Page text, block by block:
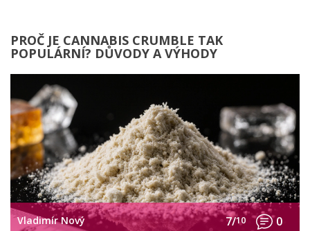
PROČ JE CANNABIS CRUMBLE TAK
POPULÁRNÍ? DŮVODY A VÝHODY
Vladimír Nový 7/10 0